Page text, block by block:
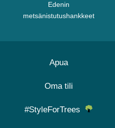
Edenin
metsänistutushankkeet
Apua
Oma tili
#StyleForTrees